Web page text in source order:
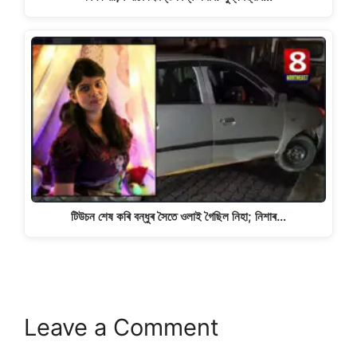
টিউচন শেষ কৰি বন্ধুৰ সৈতে ওলাই গৈছিল নিহা; নিশাৰ…
Leave a Comment